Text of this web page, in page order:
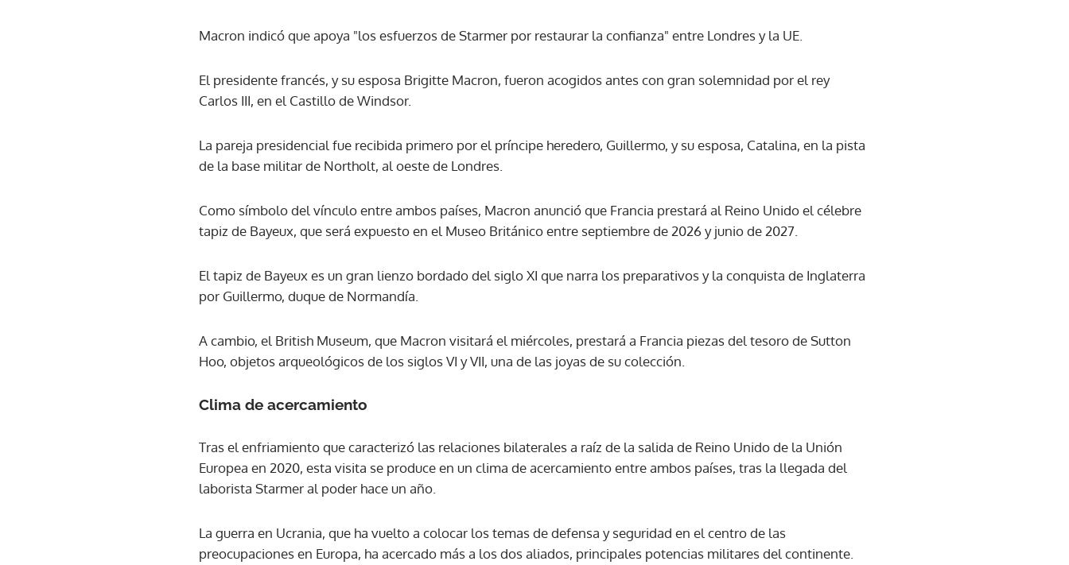
Macron indicó que apoya "los esfuerzos de Starmer por restaurar la confianza" entre Londres y la UE.
El presidente francés, y su esposa Brigitte Macron, fueron acogidos antes con gran solemnidad por el rey
Carlos III, en el Castillo de Windsor.
La pareja presidencial fue recibida primero por el príncipe heredero, Guillermo, y su esposa, Catalina, en la pista
de la base militar de Northolt, al oeste de Londres.
Como símbolo del vínculo entre ambos países, Macron anunció que Francia prestará al Reino Unido el célebre
tapiz de Bayeux, que será expuesto en el Museo Británico entre septiembre de 2026 y junio de 2027.
El tapiz de Bayeux es un gran lienzo bordado del siglo XI que narra los preparativos y la conquista de Inglaterra
por Guillermo, duque de Normandía.
A cambio, el British Museum, que Macron visitará el miércoles, prestará a Francia piezas del tesoro de Sutton
Hoo, objetos arqueológicos de los siglos VI y VII, una de las joyas de su colección.
Clima de acercamiento
Tras el enfriamiento que caracterizó las relaciones bilaterales a raíz de la salida de Reino Unido de la Unión
Europea en 2020, esta visita se produce en un clima de acercamiento entre ambos países, tras la llegada del
laborista Starmer al poder hace un año.
La guerra en Ucrania, que ha vuelto a colocar los temas de defensa y seguridad en el centro de las
preocupaciones en Europa, ha acercado más a los dos aliados, principales potencias militares del continente.